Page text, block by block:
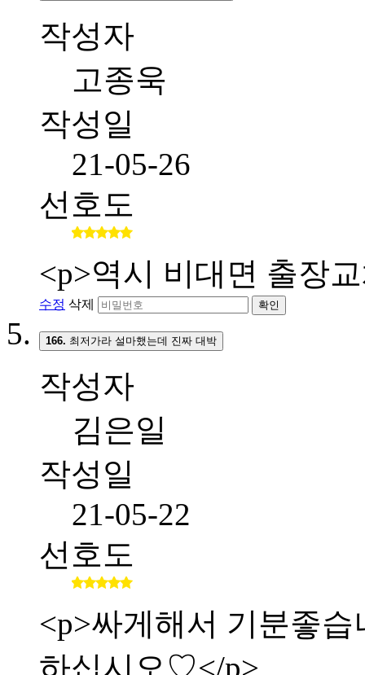
작성자
고종욱
작성일
21-05-26
선호도
<p>역시 비대면 출장
수정 삭제 확인
166. 최저가라 설마했는데 진짜 대박
작성자
김은일
작성일
21-05-22
선호도
<p>싸게해서 기분좋습
하십시오♡</p>